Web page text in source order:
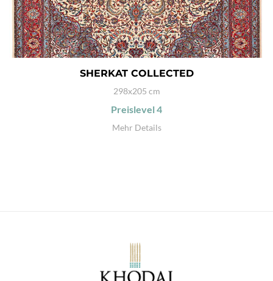
SHERKAT COLLECTED
298x205 cm
Preislevel 4
Mehr Details